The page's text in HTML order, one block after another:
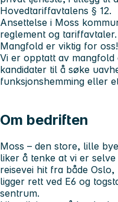
Hovedtariffavtalens § 12.
Ansettelse i Moss
reglement og
Mangfold er viktig for oss!
Vi er opptatt av
kandidater til å søke
funksjonshemming eller
Om bedriften
Moss – den store, lille
liker å tenke at vi er
reisevei hit fra både
ligger rett ved E6 og
sentrum.